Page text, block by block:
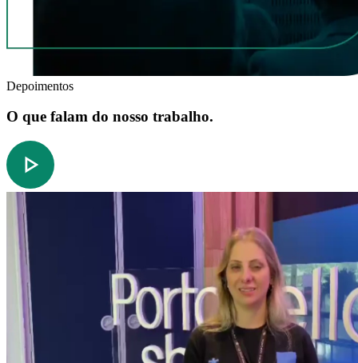
Depoimentos
O que falam do nosso trabalho.